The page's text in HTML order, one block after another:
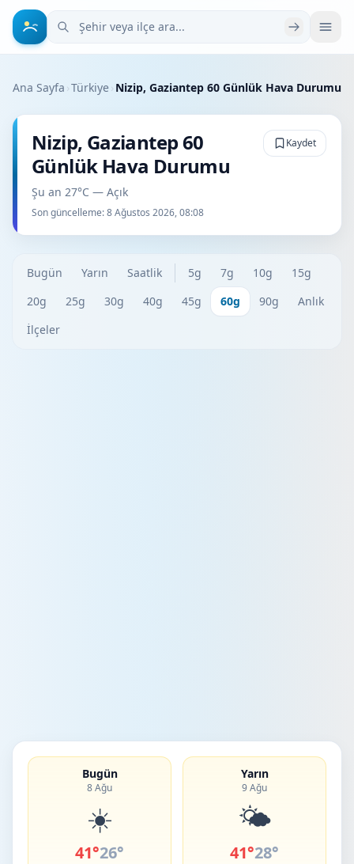
Şehir veya ilçe ara
Ana Sayfa ›Türkiye› Nizip, Gaziantep 60 Günlük Hava Durumu
Nizip, Gaziantep 60
Günlük Hava Durumu
Şu an 27°C — Açık
Son güncelleme:8 Ağustos 2026, 08:08
Kaydet
Bugün Yarın Saatlik 5g 7g 10g
15g
20g
25g 30g 40g 45g 60g 90g
Anlık
İlçeler
Bugün
8 Ağu
☀️
41°26°
Yarın
9 Ağu
🌤️
41°28°